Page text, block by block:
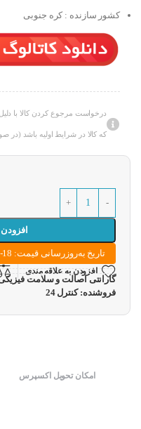
کشور سازنده : کره جنوبی
درخواست مرجوع کردن کالا با
که کالا در شرایط اولیه باشد (در
تاریخ به‌روزرسانی قیمت: 18-05-1405
افزودن به علاقه مندی
گارانتی اصالت و سلامت فیزیکی
فروشنده: کنترل 24
امکان تحویل اکسپرس